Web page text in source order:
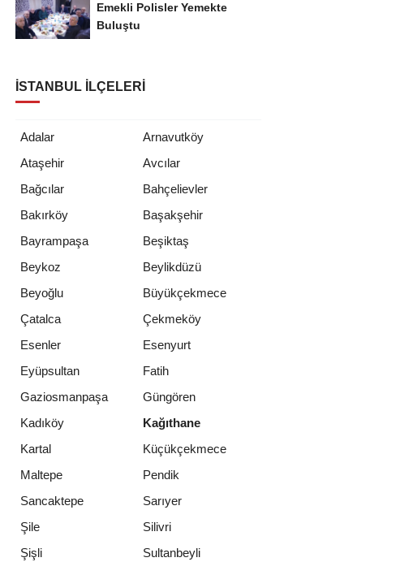
Emekli Polisler Yemekte
Buluştu
İSTANBUL İLÇELERI
Adalar
Arnavutköy
Ataşehir
Avcılar
Bağcılar
Bahçelievler
Bakırköy
Başakşehir
Bayrampaşa
Beşiktaş
Beykoz
Beylikdüzü
Beyoğlu
Büyükçekmece
Çatalca
Çekmeköy
Esenler
Esenyurt
Eyüpsultan
Fatih
Gaziosmanpaşa
Güngören
Kadıköy
Kağıthane
Kartal
Küçükçekmece
Maltepe
Pendik
Sancaktepe
Sarıyer
Şile
Silivri
Şişli
Sultanbeyli